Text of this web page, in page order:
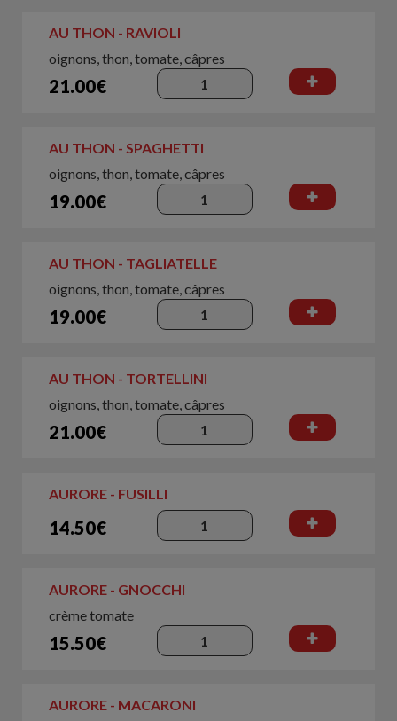
AU THON - RAVIOLI
oignons, thon, tomate, câpres
21.00€
AU THON - SPAGHETTI
oignons, thon, tomate, câpres
19.00€
AU THON - TAGLIATELLE
oignons, thon, tomate, câpres
19.00€
AU THON - TORTELLINI
oignons, thon, tomate, câpres
21.00€
AURORE - FUSILLI
14.50€
AURORE - GNOCCHI
crème tomate
15.50€
AURORE - MACARONI